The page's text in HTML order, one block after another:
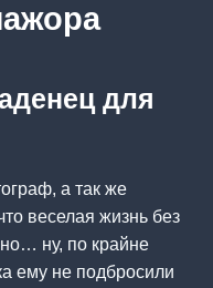
для
а так же
веселая жизнь без
ну, по крайне
ему не подбросили